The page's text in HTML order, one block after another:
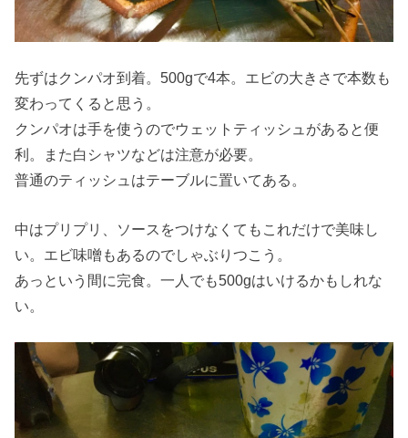
先ずはクンパオ到着。500gで4本。エビの大きさで本数も
変わってくると思う。
クンパオは手を使うのでウェットティッシュがあると便
利。また白シャツなどは注意が必要。
普通のティッシュはテーブルに置いてある。
中はプリプリ、ソースをつけなくてもこれだけで美味し
い。エビ味噌もあるのでしゃぶりつこう。
あっという間に完食。一人でも500gはいけるかもしれな
い。